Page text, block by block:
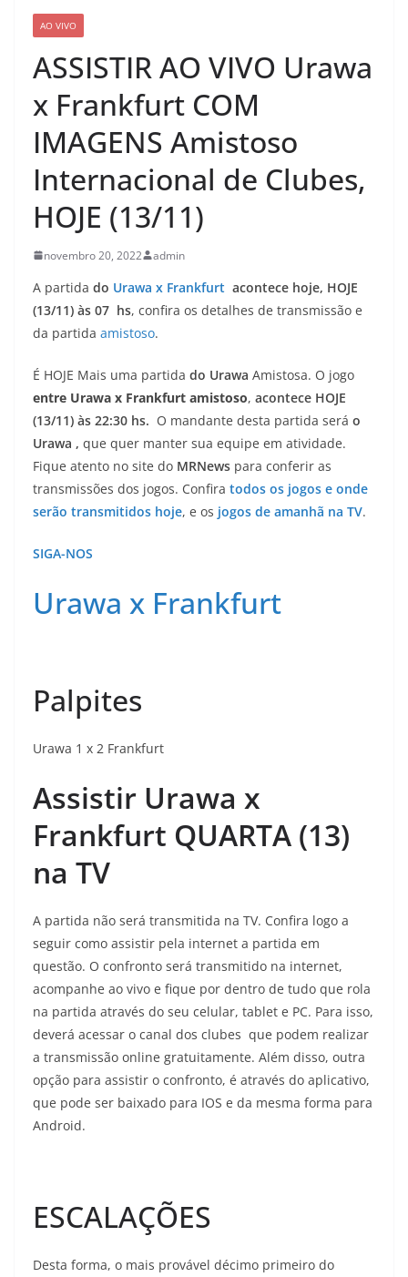
AO VIVO
ASSISTIR AO VIVO Urawa
x Frankfurt COM
IMAGENS Amistoso
Internacional de Clubes,
HOJE (13/11)
novembro 20, 2022 admin
A partida do Urawa x Frankfurt acontece hoje, HOJE
(13/11) às 07 hs, confira os detalhes de transmissão e
da partida amistoso.
É HOJE Mais uma partida do Urawa Amistosa. O jogo
entre Urawa x Frankfurt amistoso, acontece HOJE
(13/11) às 22:30 hs. O mandante desta partida será o
Urawa , que quer manter sua equipe em atividade.
Fique atento no site do MRNews para conferir as
transmissões dos jogos. Confira todos os jogos e onde
serão transmitidos hoje, e os jogos de amanhã na TV.
SIGA-NOS
Urawa x Frankfurt
Palpites
Urawa 1 x 2 Frankfurt
Assistir Urawa x
Frankfurt QUARTA (13)
na TV
A partida não será transmitida na TV. Confira logo a
seguir como assistir pela internet a partida em
questão. O confronto será transmitido na internet,
acompanhe ao vivo e fique por dentro de tudo que rola
na partida através do seu celular, tablet e PC. Para isso,
deverá acessar o canal dos clubes que podem realizar
a transmissão online gratuitamente. Além disso, outra
opção para assistir o confronto, é através do aplicativo,
que pode ser baixado para IOS e da mesma forma para
Android.
ESCALAÇÕES
Desta forma, o mais provável décimo primeiro do